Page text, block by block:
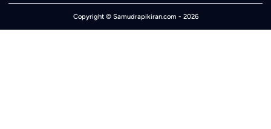
Copyright © Samudrapikiran.com - 2026